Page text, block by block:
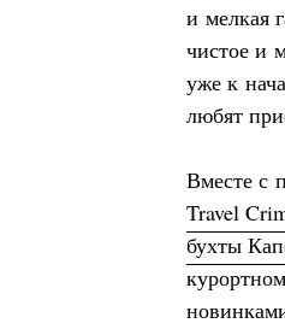
и мелкая
чистое и
уже к
любят
Вместе с
Travel
бухты